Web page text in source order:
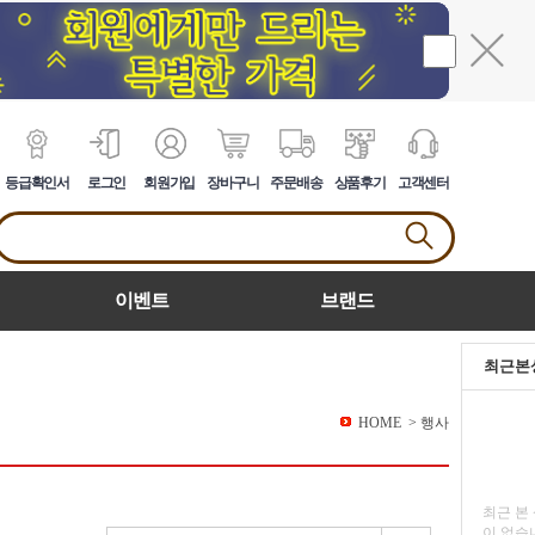
등급확인서 로그인 회원가입 장바구니 주문배송 상품후기 고객센터
이벤트 브랜드
최근본
최근 본
HOME > 행사